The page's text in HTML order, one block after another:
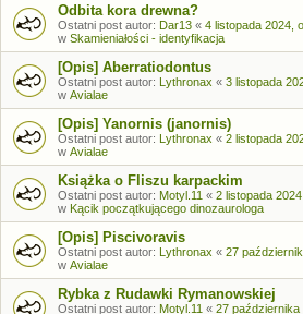
Odbita kora drewna?
Ostatni post autor: Dar13 « 4 listopada 2024,
w Skamieniałości - identyfikacja
[Opis] Aberratiodontus
Ostatni post autor: Lythronax « 3 listopada
w Avialae
[Opis] Yanornis (janornis)
Ostatni post autor: Lythronax « 2 listopada
w Avialae
Książka o Fliszu karpackim
Ostatni post autor: Motyl.11 « 2 listopada
w Kącik początkującego dinozaurologa
[Opis] Piscivoravis
Ostatni post autor: Lythronax « 27
w Avialae
Rybka z Rudawki Rymanowskiej
Ostatni post autor: Motyl.11 « 27 października